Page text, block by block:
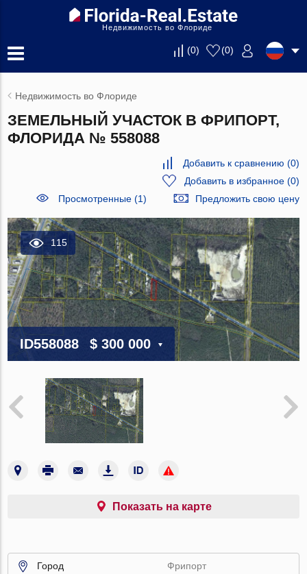
Недвижимость во Флориде
(0) (0)
Недвижимость во Флориде
ЗЕМЕЛЬНЫЙ УЧАСТОК В ФРИПОРТ,
ФЛОРИДА № 558088
Добавить к сравнению (0)
Добавить в избранное(0)
Просмотренные (1)
Предложить свою цену
115
ID558088 $ 300 000
Показать на карте
Город Фрипорт